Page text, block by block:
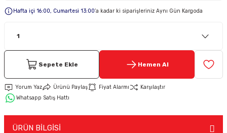
Hırsız Alarm Aksesuarlar
Hafta içi 16:00, Cumartesi 13:00’a kadar ki siparişleriniz Aynı Gün Kargoda
Sepete Ekle Hemen Al
Yorum Yaz Ürünü Paylaş Fiyat Alarmı
Karşılaştır
Whatsapp Satış Hattı
ÜRÜN BİLGİSİ